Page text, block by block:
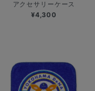
アクセサリーケース
¥4,300